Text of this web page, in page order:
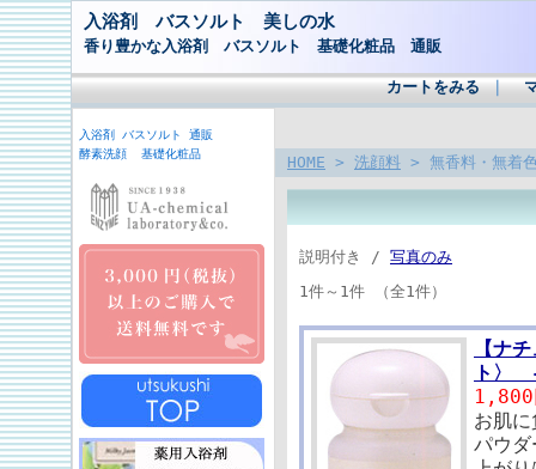
入浴剤 バスソルト 美しの水
香り豊かな入浴剤 バスソルト 基礎化粧品 通販
カートをみる｜
入浴剤 バスソルト 通販
酵素洗顔 基礎化粧品
HOME > 洗顔料 > 無香料・無着
説明付き / 写真のみ
1件～1件 （全1件）
【ナ
ト〉
お肌
パウダ